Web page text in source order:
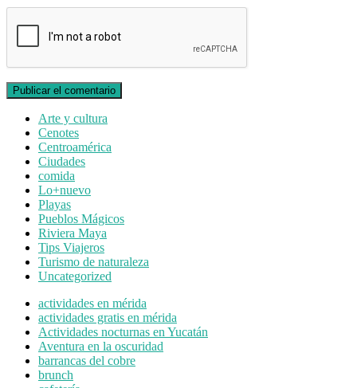
Arte y cultura
Cenotes
Centroamérica
Ciudades
comida
Lo+nuevo
Playas
Pueblos Mágicos
Riviera Maya
Tips Viajeros
Turismo de naturaleza
Uncategorized
actividades en mérida
actividades gratis en mérida
Actividades nocturnas en Yucatán
Aventura en la oscuridad
barrancas del cobre
brunch